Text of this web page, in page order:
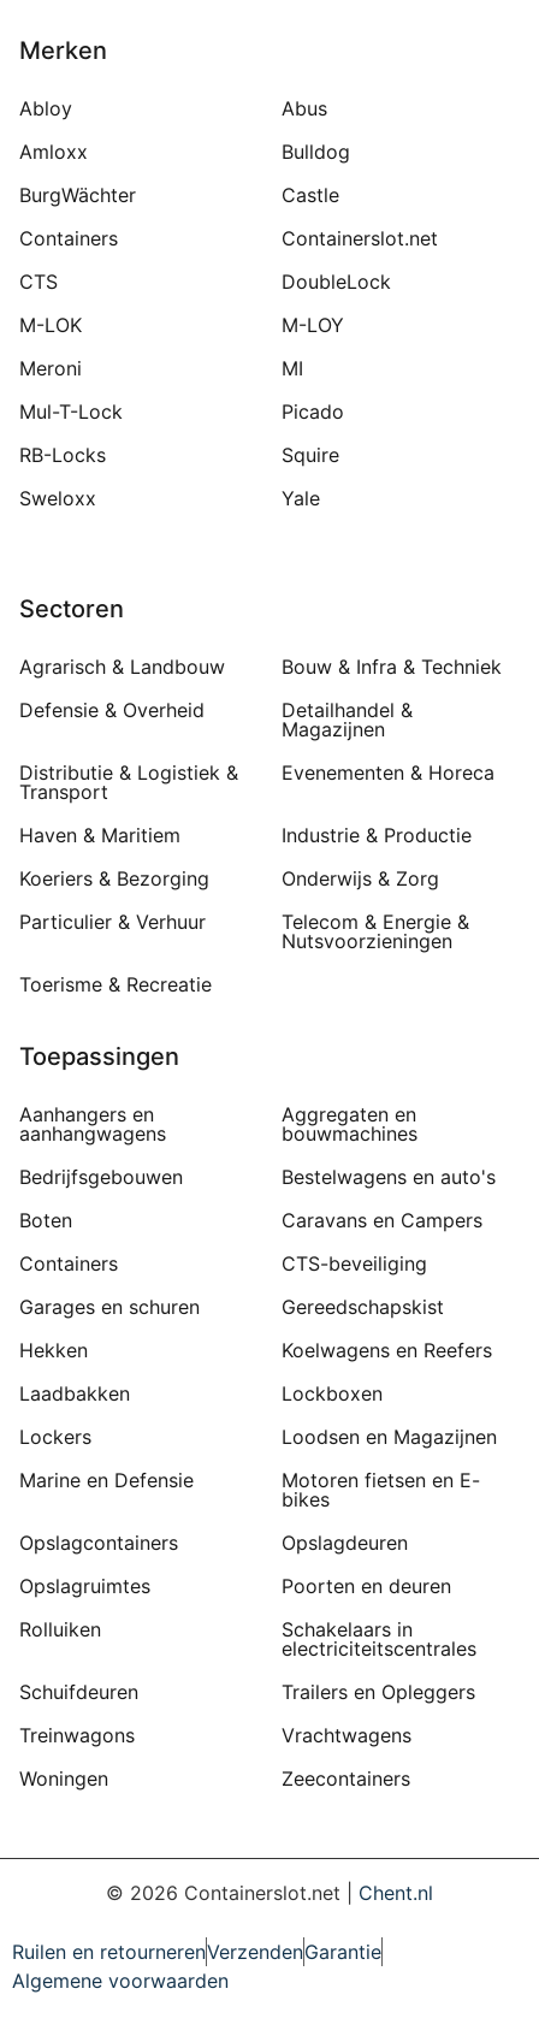
Merken
Abloy
Abus
Amloxx
Bulldog
BurgWächter
Castle
Containers
Containerslot.net
CTS
DoubleLock
M-LOK
M-LOY
Meroni
MI
Mul-T-Lock
Picado
RB-Locks
Squire
Sweloxx
Yale
Sectoren
Agrarisch & Landbouw
Bouw & Infra & Techniek
Defensie & Overheid
Detailhandel &
Magazijnen
Distributie & Logistiek &
Transport
Evenementen & Horeca
Haven & Maritiem
Industrie & Productie
Koeriers & Bezorging
Onderwijs & Zorg
Particulier & Verhuur
Telecom & Energie &
Nutsvoorzieningen
Toerisme & Recreatie
Toepassingen
Aanhangers en
aanhangwagens
Aggregaten en
bouwmachines
Bedrijfsgebouwen
Bestelwagens en auto's
Boten
Caravans en Campers
Containers
CTS-beveiliging
Garages en schuren
Gereedschapskist
Hekken
Koelwagens en Reefers
Laadbakken
Lockboxen
Lockers
Loodsen en Magazijnen
Marine en Defensie
Motoren fietsen en E-
bikes
Opslagcontainers
Opslagdeuren
Opslagruimtes
Poorten en deuren
Rolluiken
Schakelaars in
electriciteitscentrales
Schuifdeuren
Trailers en Opleggers
Treinwagons
Vrachtwagens
Woningen
Zeecontainers
© 2026 Containerslot.net | Chent.nl
Ruilen en retournerenVerzendenGarantie
Algemene voorwaarden